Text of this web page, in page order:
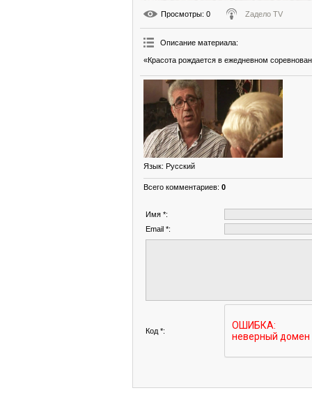
Просмотры: 0 Zадело TV
Описание материала:
«Красота рождается в ежедневном
Язык: Русский
Всего комментариев: 0
Имя *:
Email *:
Код *: